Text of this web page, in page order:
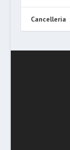
Cancelleria